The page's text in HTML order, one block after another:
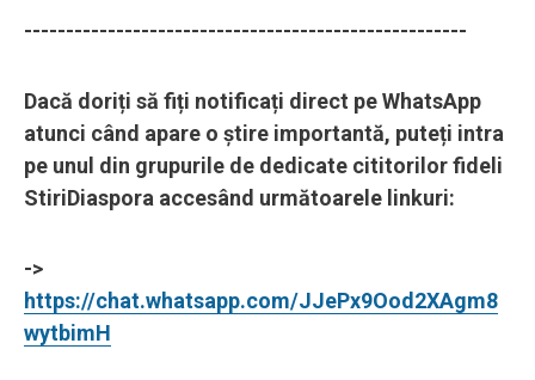
-----------------------------------------------------
Dacă doriți să fiți notificați direct pe WhatsApp
atunci când apare o știre importantă, puteți intra
pe unul din grupurile de dedicate cititorilor fideli
StiriDiaspora accesând următoarele linkuri:
->
https://chat.whatsapp.com/JJePx9Ood2XAgm8
wytbimH